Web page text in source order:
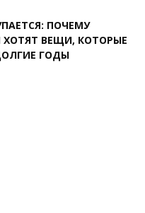
ПОЧЕМУ
ХОТЯТ ВЕЩИ, КОТОРЫЕ
ГОДЫ